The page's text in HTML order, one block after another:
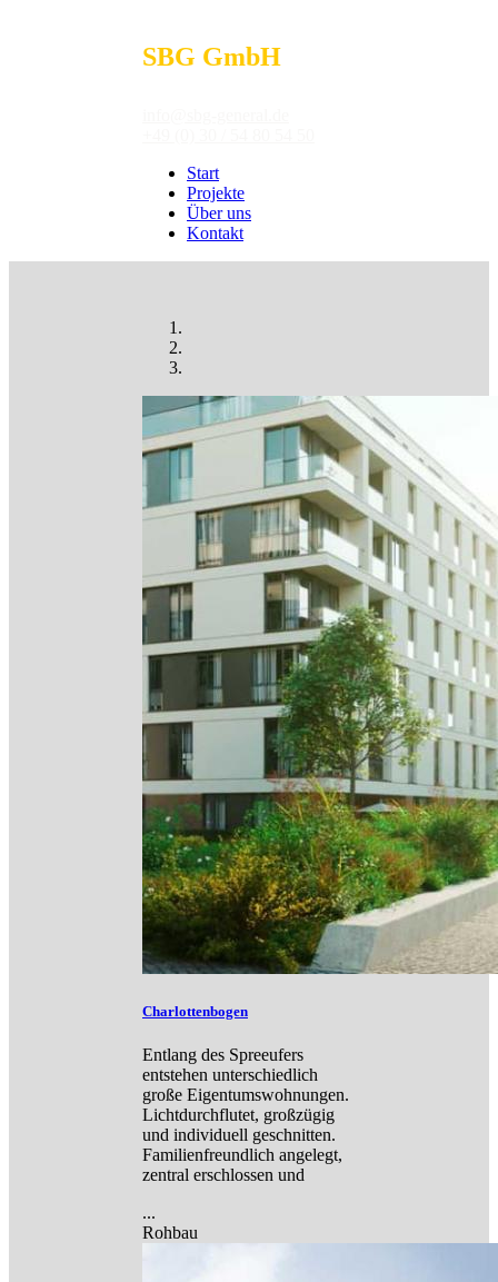
SBG GmbH
Start
Projekte
Über uns
Kontakt
Charlottenbogen
Entlang des Spreeufers
entstehen unterschiedlich
große Eigentumswohnungen.
Lichtdurchflutet, großzügig
und individuell geschnitten.
Familienfreundlich angelegt,
zentral erschlossen und
...
Rohbau